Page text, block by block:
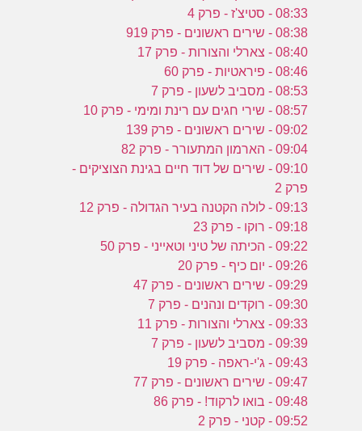
08:33 - סטיצ'ז - פרק 4
08:38 - שירים ראשונים - פרק 919
08:40 - צארלי והצורות - פרק 17
08:46 - פיראטיות - פרק 60
08:53 - מסביב לשעון - פרק 7
08:57 - שירי חגים עם רינת ומימי - פרק 10
09:02 - שירים ראשונים - פרק 139
09:04 - הארמון המתעורר - פרק 82
09:10 - שירים של דוד חיים בגינת הצוציקים -
פרק 2
09:13 - לולה הקטנה בעיר הגדולה - פרק 12
09:18 - רוקו - פרק 23
09:22 - הכיתה של טיני וטאייני - פרק 50
09:26 - יום כיף - פרק 20
09:29 - שירים ראשונים - פרק 47
09:30 - רוקדים ונהנים - פרק 7
09:33 - צארלי והצורות - פרק 11
09:39 - מסביב לשעון - פרק 7
09:43 - ג'י-ראפה - פרק 19
09:47 - שירים ראשונים - פרק 77
09:48 - בואו לרקוד! - פרק 86
09:52 - קטני - פרק 2